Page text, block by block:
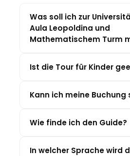
Was soll ich zur
Aula Leopoldina und
Mathematischem Turm
Ist die Tour für Kinder
Kann ich meine Buchung
Wie finde ich den Guide?
In welcher Sprache wird